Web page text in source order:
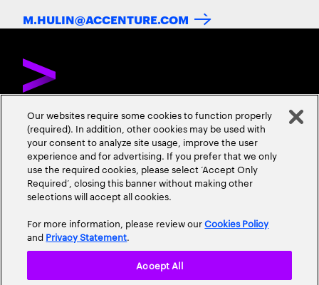
M.HULIN@ACCENTURE.COM
DÉCOUVREZ ACCENTURENOUS CONTACTERCARRIÈRES
ADRESSES
Conditions d'Utilisation
Our websites require some cookies to function properly
(required). In addition, other cookies may be used with
your consent to analyze site usage, improve the user
experience and for advertising. If you prefer that we only
use the required cookies, please select ‘Accept Only
Required’, closing this banner without making other
selections will accept all cookies.
For more information, please review ourCookies Policy
and Privacy Statement.
Accept All